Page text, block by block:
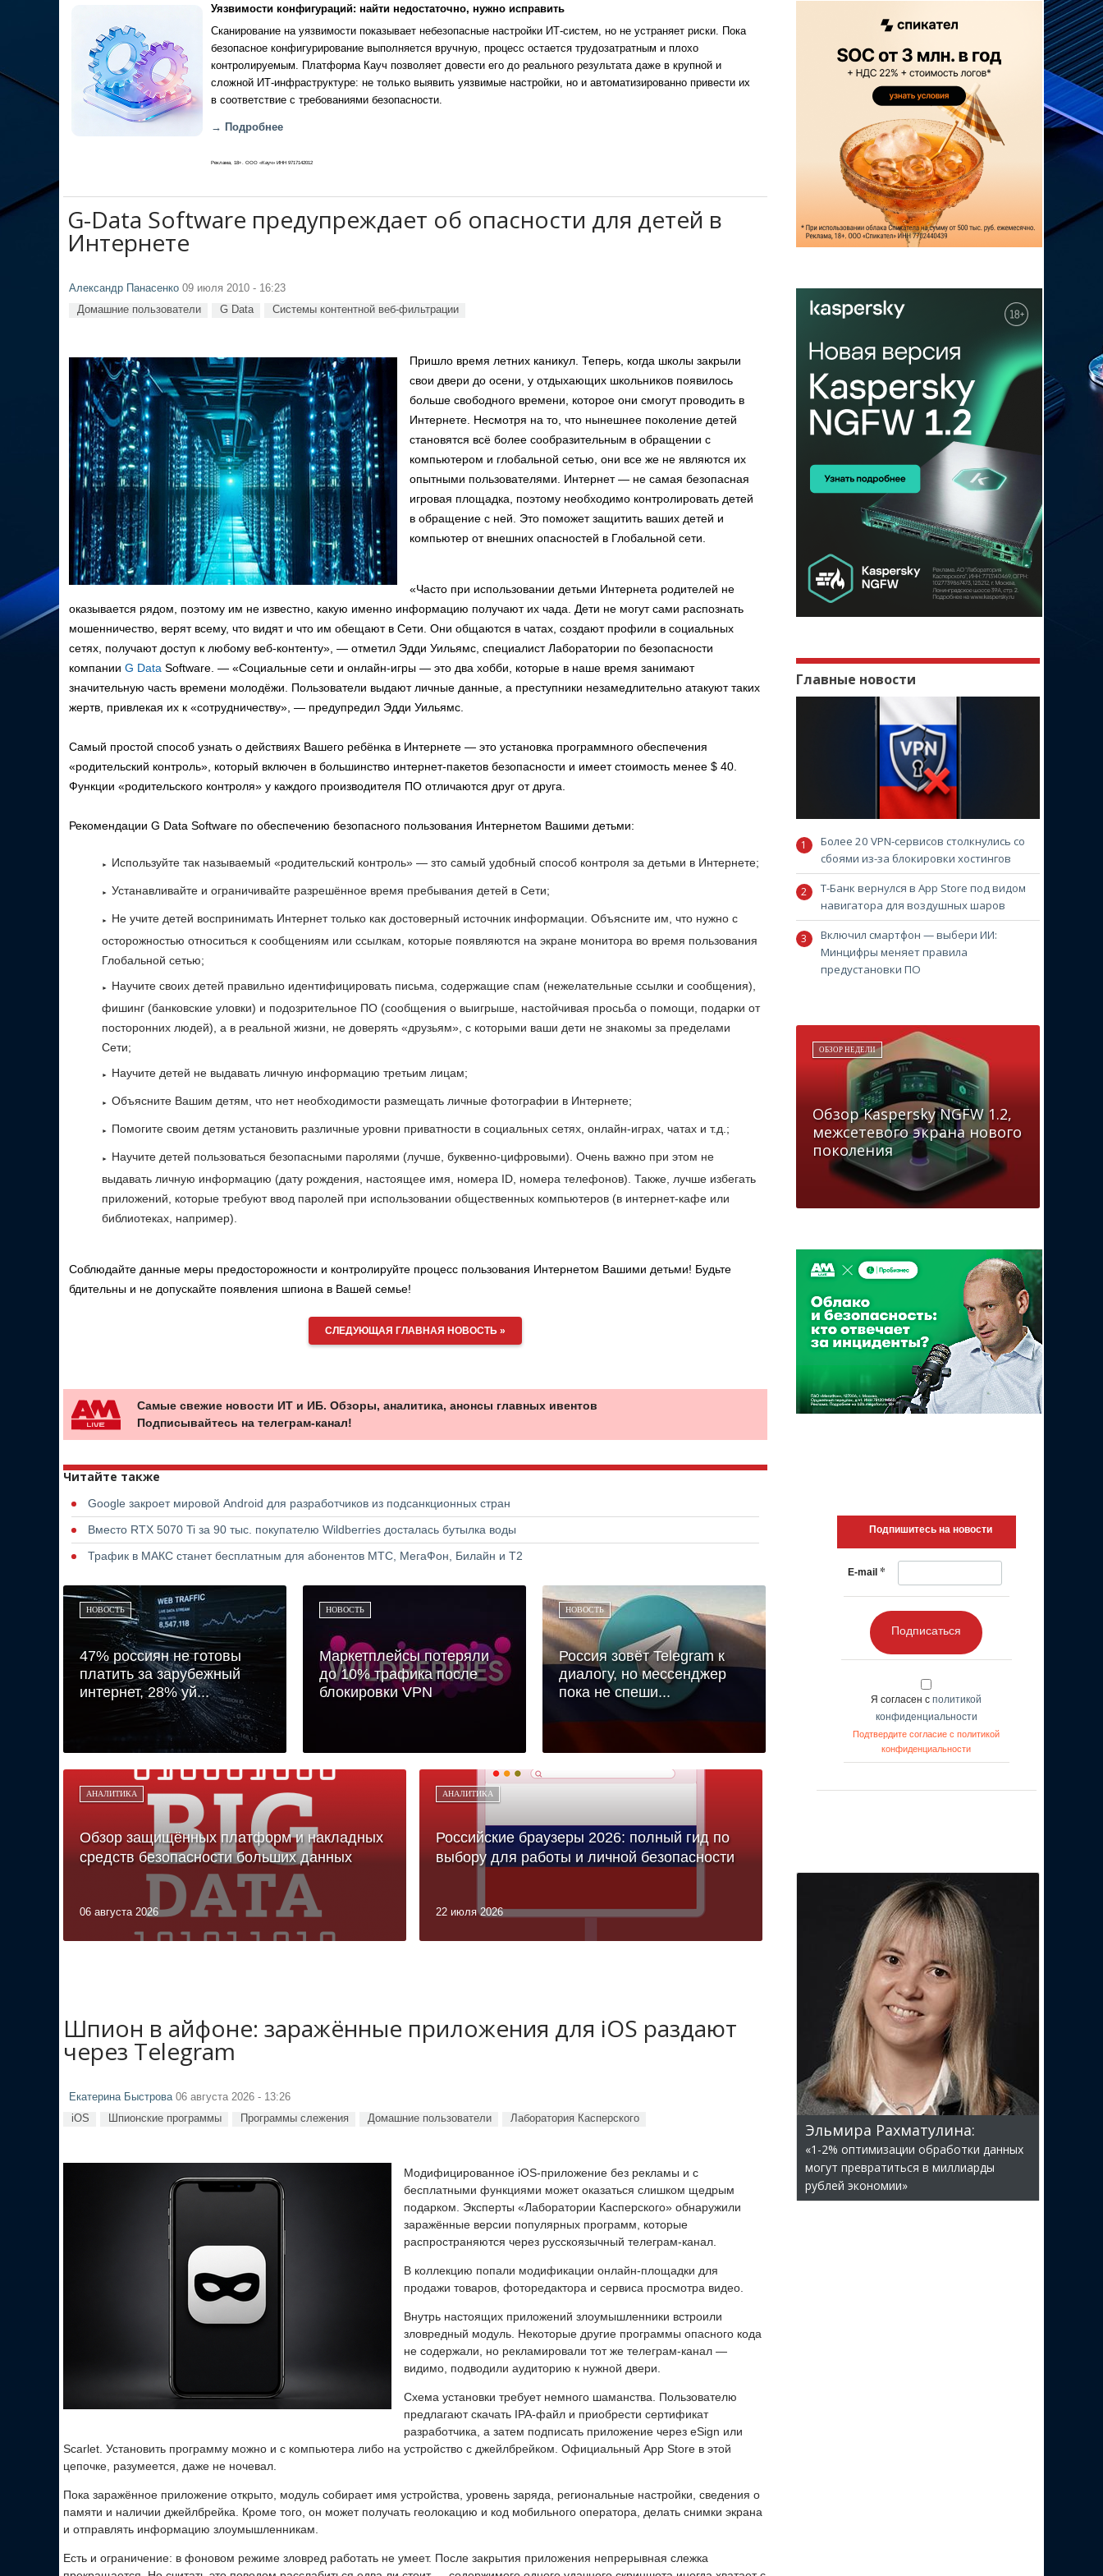
Уязвимости конфигураций: найти недостаточно, нужно исправить
Сканирование на уязвимости показывает небезопасные настройки ИТ-систем, но не устраняет риски. Пока
безопасное конфигурирование выполняется вручную, процесс остается трудозатратным и плохо
контролируемым. Платформа Кауч позволяет довести его до реального результата даже в крупной и
сложной ИТ-инфраструктуре: не только выявить уязвимые настройки, но и автоматизированно привести их
в соответствие с требованиями безопасности.
→ Подробнее
Реклама, 18+. ООО «Кауч» ИНН 9717142012
G-Data Software предупреждает об опасности для детей в
Интернете
Александр Панасенко 09 июля 2010 - 16:23
Домашние пользователи G Data Системы контентной веб-фильтрации
Пришло время летних каникул. Теперь, когда школы закрыли
свои двери до осени, у отдыхающих школьников появилось
больше свободного времени, которое они смогут проводить в
Интернете. Несмотря на то, что нынешнее поколение детей
становятся всё более сообразительным в обращении с
компьютером и глобальной сетью, они все же не являются их
опытными пользователями. Интернет — не самая безопасная
игровая площадка, поэтому необходимо контролировать детей
в обращение с ней. Это поможет защитить ваших детей и
компьютер от внешних опасностей в Глобальной сети.
«Часто при использовании детьми Интернета родителей не
оказывается рядом, поэтому им не известно, какую именно информацию получают их чада. Дети не могут сами распознать
мошенничество, верят всему, что видят и что им обещают в Сети. Они общаются в чатах, создают профили в социальных
сетях, получают доступ к любому веб-контенту», — отметил Эдди Уильямс, специалист Лаборатории по безопасности
компании G Data Software. — «Социальные сети и онлайн-игры — это два хобби, которые в наше время занимают
значительную часть времени молодёжи. Пользователи выдают личные данные, а преступники незамедлительно атакуют таких
жертв, привлекая их к «сотрудничеству», — предупредил Эдди Уильямс.
Самый простой способ узнать о действиях Вашего ребёнка в Интернете — это установка программного обеспечения
«родительский контроль», который включен в большинство интернет-пакетов безопасности и имеет стоимость менее $ 40.
Функции «родительского контроля» у каждого производителя ПО отличаются друг от друга.
Рекомендации G Data Software по обеспечению безопасного пользования Интернетом Вашими детьми:
Используйте так называемый «родительский контроль» — зто самый удобный способ контроля за детьми в Интернете;
Устанавливайте и ограничивайте разрешённое время пребывания детей в Сети;
Не учите детей воспринимать Интернет только как достоверный источник информации. Объясните им, что нужно с
осторожностью относиться к сообщениям или ссылкам, которые появляются на экране монитора во время пользования
Глобальной сетью;
Научите своих детей правильно идентифицировать письма, содержащие спам (нежелательные ссылки и сообщения),
фишинг (банковские уловки) и подозрительное ПО (сообщения о выигрыше, настойчивая просьба о помощи, подарки от
посторонних людей), а в реальной жизни, не доверять «друзьям», с которыми ваши дети не знакомы за пределами
Сети;
Научите детей не выдавать личную информацию третьим лицам;
Объясните Вашим детям, что нет необходимости размещать личные фотографии в Интернете;
Помогите своим детям установить различные уровни приватности в социальных сетях, онлайн-играх, чатах и т.д.;
Научите детей пользоваться безопасными паролями (лучше, буквенно-цифровыми). Очень важно при этом не
выдавать личную информацию (дату рождения, настоящее имя, номера ID, номера телефонов). Также, лучше избегать
приложений, которые требуют ввод паролей при использовании общественных компьютеров (в интернет-кафе или
библиотеках, например).
Соблюдайте данные меры предосторожности и контролируйте процесс пользования Интернетом Вашими детьми! Будьте
бдительны и не допускайте появления шпиона в Вашей семье!
СЛЕДУЮЩАЯ ГЛАВНАЯ НОВОСТЬ »
Самые свежие новости ИТ и ИБ. Обзоры, аналитика, анонсы главных ивентов
Подписывайтесь на телеграм-канал!
Читайте также
Google закроет мировой Android для разработчиков из подсанкционных стран
Вместо RTX 5070 Ti за 90 тыс. покупателю Wildberries досталась бутылка воды
Трафик в МАКС станет бесплатным для абонентов МТС, МегаФон, Билайн и Т2
НОВОСТЬ
47% россиян не готовы
платить за зарубежный
интернет, 28% уй...
НОВОСТЬ
Маркетплейсы потеряли
до 10% трафика после
блокировки VPN
НОВОСТЬ
Россия зовёт Telegram к
диалогу, но мессенджер
пока не спеши...
АНАЛИТИКА
Обзор защищённых платформ и накладных
средств безопасности больших данных
06 августа 2026
АНАЛИТИКА
Российские браузеры 2026: полный гид по
выбору для работы и личной безопасности
22 июля 2026
Шпион в айфоне: заражённые приложения для iOS раздают
через Telegram
Екатерина Быстрова 06 августа 2026 - 13:26
iOS Шпионские программы Программы слежения Домашние пользователи Лаборатория Касперского
Модифицированное iOS-приложение без рекламы и с
бесплатными функциями может оказаться слишком щедрым
подарком. Эксперты «Лаборатории Касперского» обнаружили
заражённые версии популярных программ, которые
распространяются через русскоязычный телеграм-канал.
В коллекцию попали модификации онлайн-площадки для
продажи товаров, фоторедактора и сервиса просмотра видео.
Внутрь настоящих приложений злоумышленники встроили
зловредный модуль. Некоторые другие программы опасного кода
не содержали, но рекламировали тот же телеграм-канал —
видимо, подводили аудиторию к нужной двери.
Схема установки требует немного шаманства. Пользователю
предлагают скачать IPA-файл и приобрести сертификат
разработчика, а затем подписать приложение через eSign или
Scarlet. Установить программу можно и с компьютера либо на устройство с джейлбрейком. Официальный App Store в этой
цепочке, разумеется, даже не ночевал.
Пока заражённое приложение открыто, модуль собирает имя устройства, уровень заряда, региональные настройки, сведения о
памяти и наличии джейлбрейка. Кроме того, он может получать геолокацию и код мобильного оператора, делать снимки экрана
и отправлять информацию злоумышленникам.
Есть и ограничение: в фоновом режиме зловред работать не умеет. После закрытия приложения непрерывная слежка
Главные новости
Более 20 VPN-сервисов столкнулись со
сбоями из-за блокировки хостингов
Т-Банк вернулся в App Store под видом
навигатора для воздушных шаров
Включил смартфон — выбери ИИ:
Минцифры меняет правила
предустановки ПО
ОБЗОР НЕДЕЛИ
Обзор Kaspersky NGFW 1.2,
межсетевого экрана нового
поколения
Подпишитесь на новости
E-mail *
Подписаться
Я согласен с политикой
конфиденциальности
Подтвердите согласие с политикой
конфиденциальности
Эльмира Рахматулина:
«1-2% оптимизации обработки данных
могут превратиться в миллиарды
рублей экономии»